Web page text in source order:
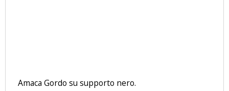
Amaca Gordo su supporto nero.